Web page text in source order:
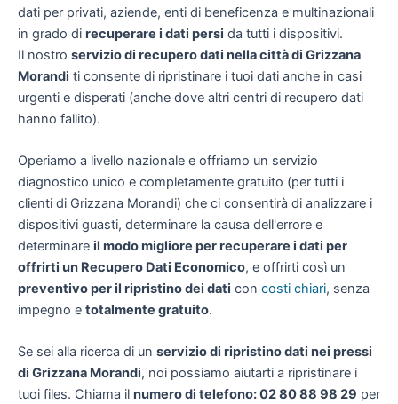
dati per privati, aziende, enti di beneficenza e multinazionali
in grado di recuperare i dati persi da tutti i dispositivi.
Il nostro servizio di recupero dati nella città di Grizzana
Morandi ti consente di ripristinare i tuoi dati anche in casi
urgenti e disperati (anche dove altri centri di recupero dati
hanno fallito).
Operiamo a livello nazionale e offriamo un servizio
diagnostico unico e completamente gratuito (per tutti i
clienti di Grizzana Morandi) che ci consentirà di analizzare i
dispositivi guasti, determinare la causa dell'errore e
determinare il modo migliore per recuperare i dati per
offrirti un Recupero Dati Economico, e offrirti così un
preventivo per il ripristino dei dati con costi chiari, senza
impegno e totalmente gratuito.
Se sei alla ricerca di un servizio di ripristino dati nei pressi
di Grizzana Morandi, noi possiamo aiutarti a ripristinare i
tuoi files. Chiama il numero di telefono: 02 80 88 98 29 per